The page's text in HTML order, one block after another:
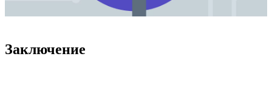
Заключение